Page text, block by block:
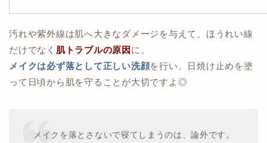
汚れや紫外線は肌へ大きなダメージを与えて、ほうれい線
だけでなく 肌トラブルの原因 に。
メイクは必ず落として正しい洗顔を行い、日焼け止めを塗
って日頃から肌を守ることが大切ですよ◎
メイクを落とさないで寝てしまうのは、論外です。